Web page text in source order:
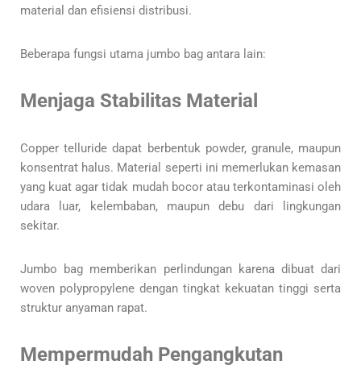
material dan efisiensi distribusi.
Beberapa fungsi utama jumbo bag antara lain:
Menjaga Stabilitas Material
Copper telluride dapat berbentuk powder, granule, maupun
konsentrat halus. Material seperti ini memerlukan kemasan
yang kuat agar tidak mudah bocor atau terkontaminasi oleh
udara luar, kelembaban, maupun debu dari lingkungan
sekitar.
Jumbo bag memberikan perlindungan karena dibuat dari
woven polypropylene dengan tingkat kekuatan tinggi serta
struktur anyaman rapat.
Mempermudah Pengangkutan